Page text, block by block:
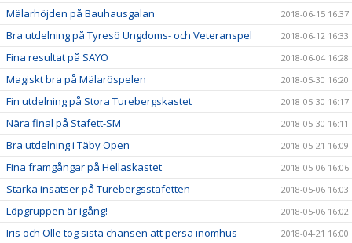
Mälarhöjden på Bauhausgalan 2018-06-15 16:37
Bra utdelning på Tyresö Ungdoms- och Veteranspel 2018-06-12 16:33
Fina resultat på SAYO 2018-06-04 16:28
Magiskt bra på Mälaröspelen 2018-05-30 16:20
Fin utdelning på Stora Turebergskastet 2018-05-30 16:17
Nära final på Stafett-SM 2018-05-30 16:11
Bra utdelning i Täby Open 2018-05-21 16:09
Fina framgångar på Hellaskastet 2018-05-06 16:06
Starka insatser på Turebergsstafetten 2018-05-06 16:03
Löpgruppen är igång! 2018-05-06 16:02
Iris och Olle tog sista chansen att persa inomhus 2018-04-21 16:00